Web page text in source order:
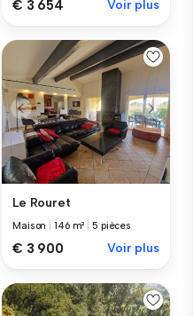
€ 3 654 Voir plus
Le Rouret
Maison |146 m² |5 pièces
€ 3 900 Voir plus